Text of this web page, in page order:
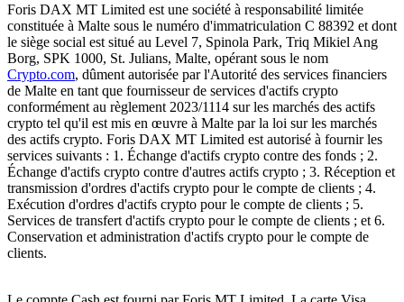
Foris DAX MT Limited est une société à responsabilité limitée
constituée à Malte sous le numéro d'immatriculation C 88392 et dont
le siège social est situé au Level 7, Spinola Park, Triq Mikiel Ang
Borg, SPK 1000, St. Julians, Malte, opérant sous le nom
Crypto.com, dûment autorisée par l'Autorité des services financiers
de Malte en tant que fournisseur de services d'actifs crypto
conformément au règlement 2023/1114 sur les marchés des actifs
crypto tel qu'il est mis en œuvre à Malte par la loi sur les marchés
des actifs crypto. Foris DAX MT Limited est autorisé à fournir les
services suivants : 1. Échange d'actifs crypto contre des fonds ; 2.
Échange d'actifs crypto contre d'autres actifs crypto ; 3. Réception et
transmission d'ordres d'actifs crypto pour le compte de clients ; 4.
Exécution d'ordres d'actifs crypto pour le compte de clients ; 5.
Services de transfert d'actifs crypto pour le compte de clients ; et 6.
Conservation et administration d'actifs crypto pour le compte de
clients.